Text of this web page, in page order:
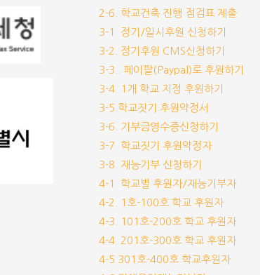
2-6. 학교건축 진행 점검표 제출
3-1. 정기/일시후원 신청하기
3-2. 정기후원 CMS신청하기
3-3.. 페이팔(Paypal)로 후원하기
3-4. 1개 학교 지정 후원하기
3-5.학교짓기 후원약정서
3-6. 기부금영수증신청하기
3-7. 학교짓기 후원약정자
3-8. 재능기부 신청하기
4-1. 학교별 후원자/재능기부자
4-2. 1호-100호 학교 후원자
4-3. 101호-200호 학교 후원자
4-4. 201호-300호 학교 후원자
4-5 301호-400호 학교후원자